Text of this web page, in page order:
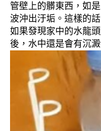
管壁上的髒東西，如
波沖出汙垢。這樣的
如果發現家中的水龍
後，水中還是會有沉